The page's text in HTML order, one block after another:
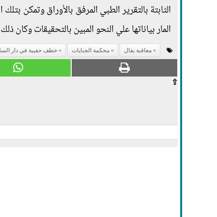
الثابتة بالتقرير الطبي المرفق بالأوراق وتمكن
المار بياناتها علي النحو المبين بالتحقيقات
معاقبة بقال محكمة الجنايات خطف حقيبة في دار
⇧